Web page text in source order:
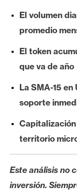
e
u
A
A
á
l
i
s
El volumen
promedio
El token
que va de año
La SMA-15
soporte
territorio
Este análisis no
inversión.